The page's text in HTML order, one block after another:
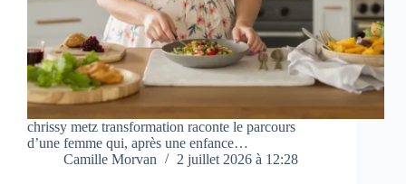
chrissy metz transformation raconte le parcours
d’une femme qui, après une enfance…
Camille Morvan
2 juillet 2026 à 12:28